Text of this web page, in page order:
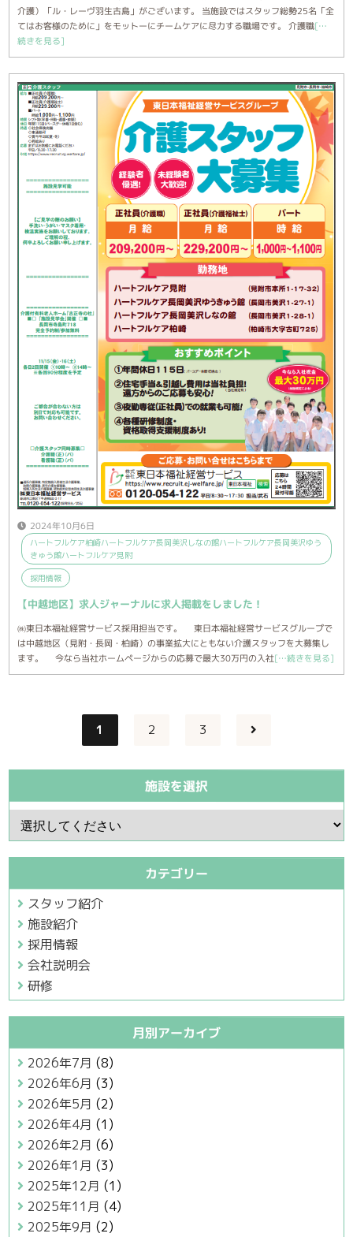
介護）「ル・レーヴ羽生古島」がございます。 当施設ではスタッフ総勢25名「全
てはお客様のために」をモットーにチームケアに尽力する職場です。 介護職[…
続きを見る]
2024年10月6日
ハートフルケア柏崎ハートフルケア長岡美沢しなの館ハートフルケア長岡美沢ゆう
きゅう館ハートフルケア見附
採用情報
【中越地区】求人ジャーナルに求人掲載をしました！
㈱東日本福祉経営サービス採用担当です。 東日本福祉経営サービスグループで
は中越地区（見附・長岡・柏崎）の事業拡大にともない介護スタッフを大募集し
ます。 今なら当社ホームページからの応募で最大30万円の入社[…続きを見る]
1 2 3
施設を選択
施
設
を
選
カテゴリー
スタッフ紹介
施設紹介
採用情報
会社説明会
研修
月別アーカイブ
2026年7月 (8)
2026年6月 (3)
2026年5月 (2)
2026年4月 (1)
2026年2月 (6)
2026年1月 (3)
2025年12月 (1)
2025年11月 (4)
2025年9月 (2)